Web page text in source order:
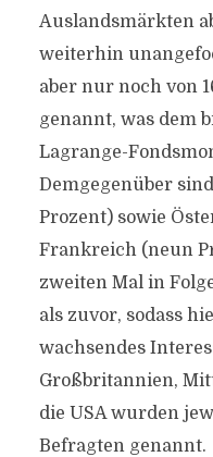
Auslandsmärkten
weiterhin
aber nur noch von
genannt, was dem
Lagrange-
Demgegenüber
Prozent) sowie
Frankreich (neun
zweiten Mal in
als zuvor, sodass
wachsendes
Großbritannien,
die USA wurden
Befragten genannt.